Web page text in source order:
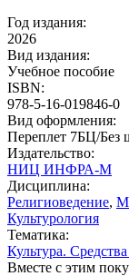
Год издания:
2026
Вид издания:
Учебное пособие
ISBN:
978-5-16-019846-0
Вид оформления:
Переплет 7БЦ/Без
Издательство:
НИЦ ИНФРА-М
Дисциплина:
Религиоведение,
Культурология
Тематика:
Культура.
Вместе с этим